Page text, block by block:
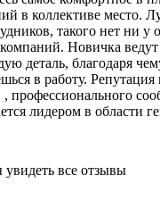
в коллективе место.
такого нет ни у
Новичка
деталь, благодаря
в работу.
профессионального
лидером в области
все отзывы